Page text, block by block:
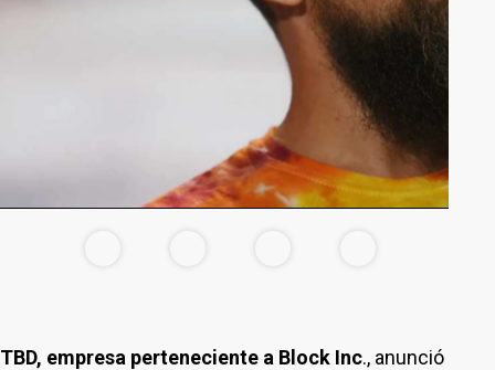
TBD, empresa perteneciente a Block Inc., anunció